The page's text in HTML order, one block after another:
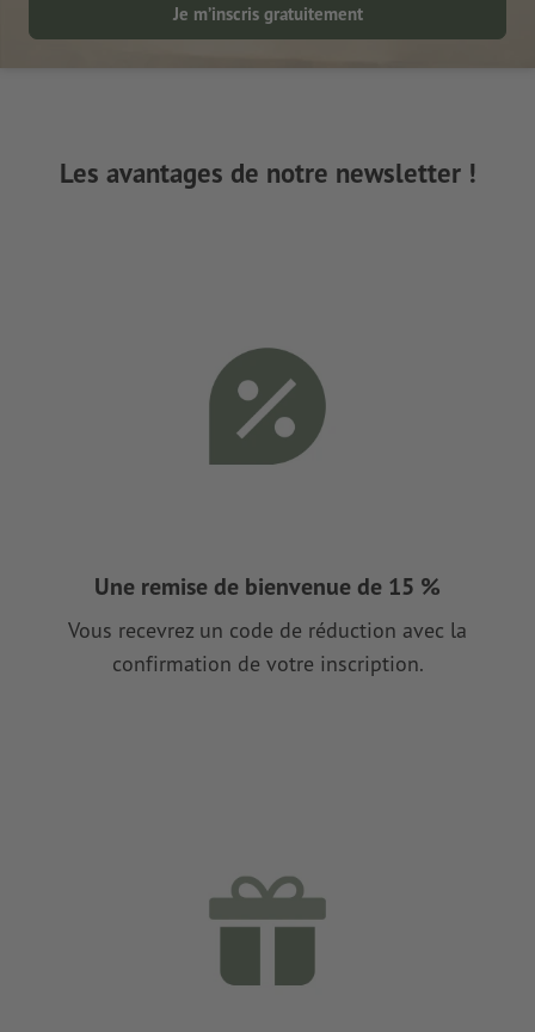
Je m’inscris gratuitement
Les avantages de notre newsletter !
Une remise de bienvenue de 15 %
Vous recevrez un code de réduction avec la
confirmation de votre inscription.